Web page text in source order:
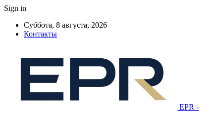
Sign in
Суббота, 8 августа, 2026
Контакты
EPR -